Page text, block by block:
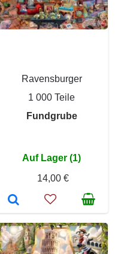
Ravensburger
1 000 Teile
Fundgrube
Auf Lager (1)
14,00 €